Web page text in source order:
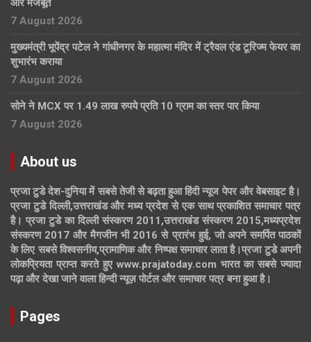
और मजबूत
7 August 2026
मुख्यमंत्री भूपेंद्र पटेल ने गांधीनगर के महात्मा मंदिर में ट्रैवल एंड टूरिज्म फेयर का
शुभारंभ कराया
7 August 2026
सोने ने MCX पर 1.49 लाख रुपये प्रति 10 ग्राम का स्तर पार किया
7 August 2026
About us
प्रजा टुडे देश-दुनिया में सबसे तेजी से बढ़ता हुआ हिंदी न्यूज पेपर और वेबसाइट है।
प्रजा टुडे दिल्ली,उत्तराखंड और मध्य प्रदेश से एक साथ प्रकाशित समाचार पत्र
है। प्रजा टुडे का दिल्ली संस्करण 2011,उत्तराखंड संस्करण 2015,मध्यप्रदेश
संस्करण 2017 और मैगजीन भी 2016 से प्रारंभ हुई, जो अपने समर्पित पाठकों
के लिए सबसे विश्वसनीय,प्रामाणिक और निष्पक्ष समाचार लाता है।प्रजा टुडे अपनी
लोकप्रियता प्राप्त करते हुए www.prajatoday.com भारत का सबसे ज्यादा
पढ़ा और देखा जाने वाला हिन्दी न्यूज़ पोर्टल और समाचार पत्र बना हुआ है।
Pages